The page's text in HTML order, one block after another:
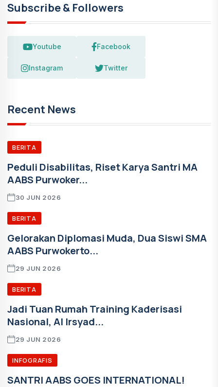
Subscribe & Followers
Youtube Facebook
Instagram Twitter
Recent News
BERITA
Peduli Disabilitas, Riset Karya Santri MA
AABS Purwoker...
30 JUN 2026
BERITA
Gelorakan Diplomasi Muda, Dua Siswi SMA
AABS Purwokerto...
29 JUN 2026
BERITA
Jadi Tuan Rumah Training Kaderisasi
Nasional, Al Irsyad...
29 JUN 2026
INFOGRAFIS
SANTRI AABS GOES INTERNATIONAL!